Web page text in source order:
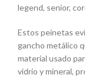
legend, senior,
Estos peinetas
gancho metálico
material usado
vidrio y mineral,